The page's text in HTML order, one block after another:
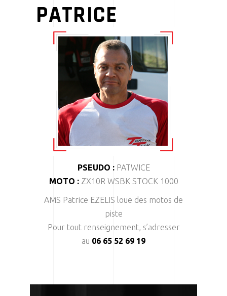
PATRICE
PSEUDO : PATWICE
MOTO : ZX10R WSBK STOCK 1000
AMS Patrice EZELIS loue des motos de
piste
Pour tout renseignement, s’adresser
au 06 65 52 69 19